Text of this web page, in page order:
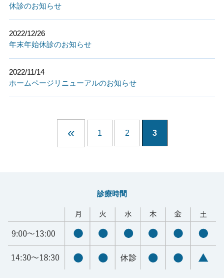
休診のお知らせ
2022/12/26
年末年始休診のお知らせ
2022/11/14
ホームページリニューアルのお知らせ
« 1 2 3
診療時間